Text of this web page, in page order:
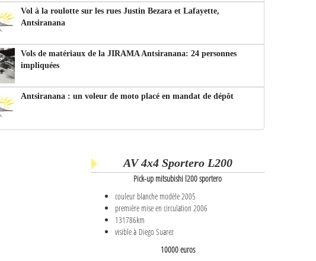
Vol à la roulotte sur les rues Justin Bezara et Lafayette,
Antsiranana
Vols de matériaux de la JIRAMA Antsiranana: 24 personnes
impliquées
Antsiranana : un voleur de moto placé en mandat de dépôt
AV 4x4 Sportero L200
Pick-up mitsubishi l200 sportero
couleur blanche modèle 2005
première mise en circulation 2006
131786km
visible à Diego Suarez
10000 euros